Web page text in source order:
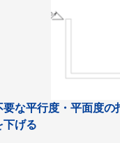
要な平行度・平面度の
下げる